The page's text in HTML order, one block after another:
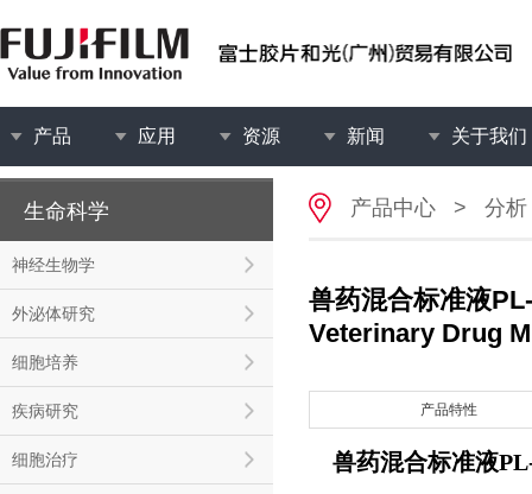
产品 应用 资源 新闻 关于我们
生命科学
神经生物学
外泌体研究
细胞培养
疾病研究
细胞治疗
产品中心 > 分析
兽药混合标准液
Veterinary Drug
产品特性
兽药混合标准液